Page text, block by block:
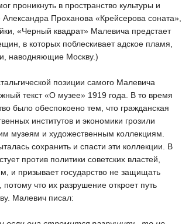
проникнуть в пространство культуры и
Проханова «Крейсерова соната»,
«Черный квадрат» Малевича предстает
в которых поблескивает адское пламя,
наводняющие Москву.)
позиции самого Малевича
текст «О музее» 1919 года. В то время
было обеспокоено тем, что гражданская
институтов и экономики грозили
музеям и художественным коллекциям.
сохранить и спасти эти коллекции. В
против политики советских властей,
и призывает государство не защищать
потому что их разрушение откроет путь
Малевич писал: